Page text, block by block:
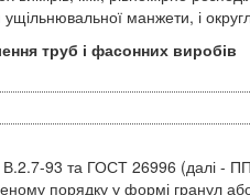
манжети, і
труб і фасонних виробів
В.2.7-93 та ГОСТ 26996 (далі -
порядку у формі гранул